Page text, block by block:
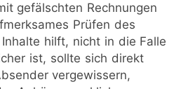
gefälschten Rechnungen
Prüfen des
hilft, nicht in die Falle
ist, sollte sich direkt
vergewissern,